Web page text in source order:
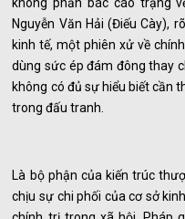
Nguyễn Văn Hải (Điếu Cày),
kinh tế, một phiên xử về
dùng sức ép đám đông thay
không có đủ sự hiểu biết cần
trong đấu tranh.
Là bộ phận của kiến trúc
chịu sự chi phối của cơ sở